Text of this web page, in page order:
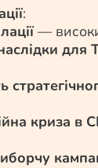
:
—
для
криза в